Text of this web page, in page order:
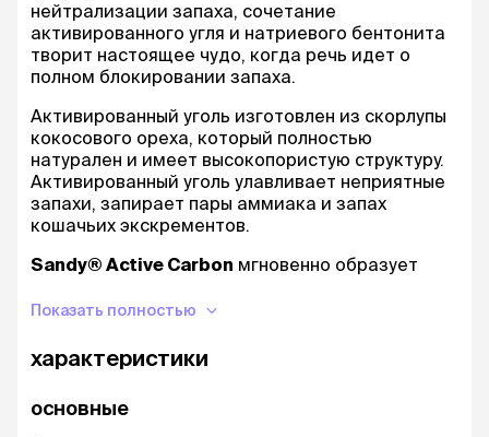
нейтрализации запаха, сочетание
активированного угля и натриевого бентонита
творит настоящее чудо, когда речь идет о
полном блокировании запаха.
Активированный уголь изготовлен из скорлупы
кокосового ореха, который полностью
натурален и имеет высокопористую структуру.
Активированный уголь улавливает неприятные
запахи, запирает пары аммиака и запах
кошачьих экскрементов.
Sandy® Active Carbon мгновенно образует
абсорбирующую способность
содержит химических добавок. Без
Показать полностью
характеристики
основные